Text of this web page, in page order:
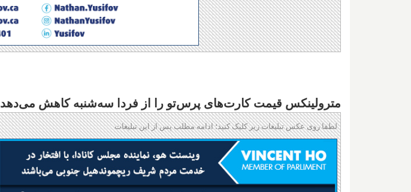
مترولینکس قیمت کارت‌های پرس‌تو را از فردا سه‌شنبه کاهش می‌دهد
لطفا روی عکس تبلیغات زیر کلیک کنید؛ ادامه مطلب پس از این تبلیغات